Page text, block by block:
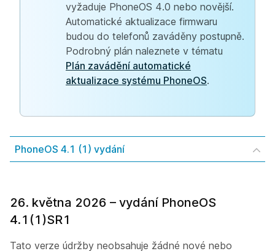
vyžaduje PhoneOS 4.0 nebo novější.
Automatické aktualizace firmwaru
budou do telefonů zaváděny postupně.
Podrobný plán naleznete v tématu
Plán zavádění automatické
aktualizace systému PhoneOS.
PhoneOS 4.1 (1) vydání
26. května 2026 – vydání PhoneOS
4.1(1)SR1
Tato verze údržby neobsahuje žádné nové nebo